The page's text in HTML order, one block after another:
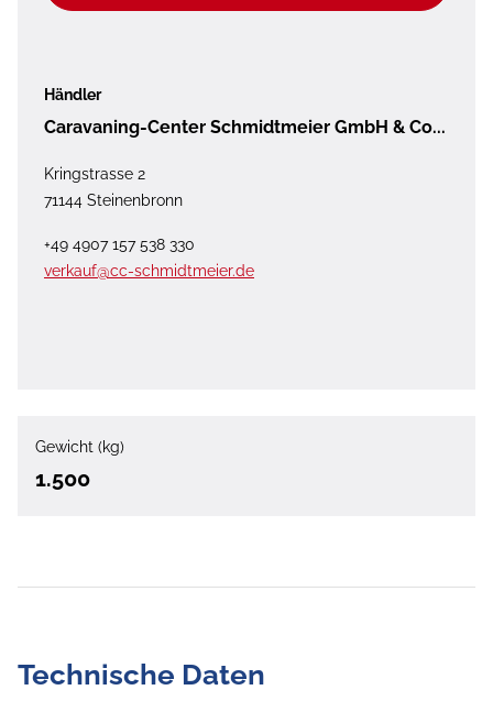
Händler
Caravaning-Center Schmidtmeier GmbH & Co...
Kringstrasse 2
71144 Steinenbronn
+49 4907 157 538 330
verkauf@cc-schmidtmeier.de
Gewicht (kg)
1.500
Technische Daten